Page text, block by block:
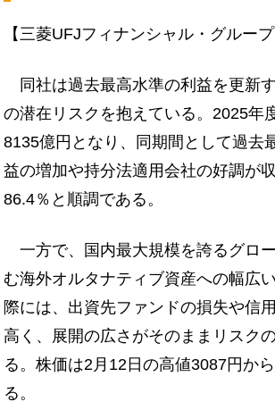
【三菱UFJフィナンシャル・グループ
同社は過去最高水準の利益を更新
の潜在リスクを抱えている。2025年
8135億円となり、同期間として過去
益の増加や持分法適用会社の好調が
86.4％と順調である。
一方で、国内最大規模を誇るグロ
む海外オルタナティブ資産への幅広
際には、出資先ファンドの損失や信
高く、展開の広さがそのままリスク
る。株価は2月12日の高値3087円か
る。